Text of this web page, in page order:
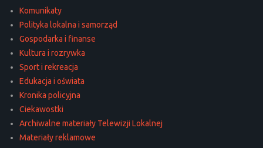
Komunikaty
Polityka lokalna i samorząd
Gospodarka i finanse
Kultura i rozrywka
Sport i rekreacja
Edukacja i oświata
Kronika policyjna
Ciekawostki
Archiwalne materiały Telewizji Lokalnej
Materiały reklamowe